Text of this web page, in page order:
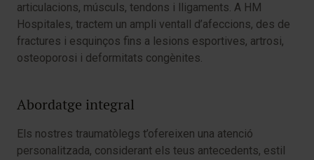
articulacions, músculs, tendons i lligaments. A HM
Hospitales, tractem un ampli ventall d’afeccions, des de
fractures i esquinços fins a lesions esportives, artrosi,
osteoporosi i deformitats congènites.
Abordatge integral
Els nostres traumatòlegs t’ofereixen una atenció
personalitzada, considerant els teus antecedents, estil